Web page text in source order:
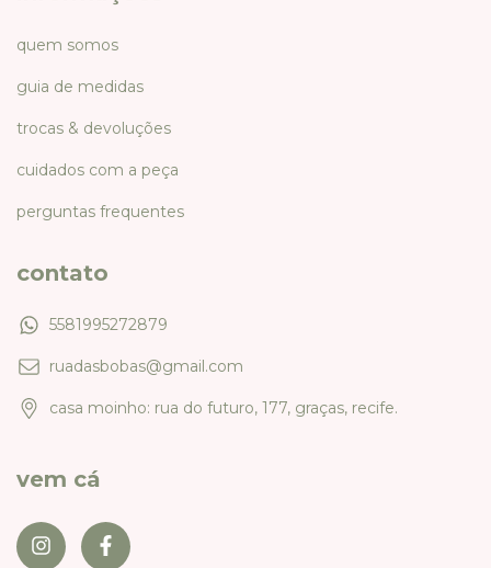
quem somos
guia de medidas
trocas & devoluções
cuidados com a peça
perguntas frequentes
contato
5581995272879
ruadasbobas@gmail.com
casa moinho: rua do futuro, 177, graças, recife.
vem cá